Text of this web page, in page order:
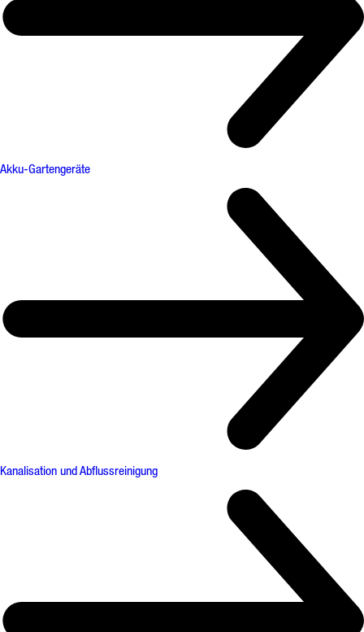
Akku-Gartengeräte
Kanalisation und Abflussreinigung